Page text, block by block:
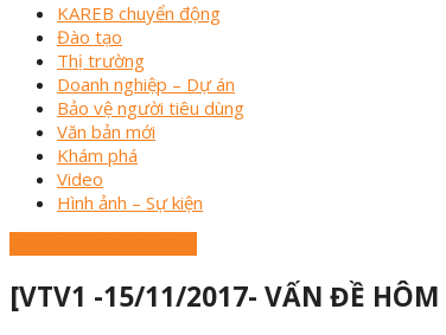
KAREB chuyển động
Đào tạo
Thị trường
Doanh nghiệp – Dự án
Bảo vệ người tiêu dùng
Văn bản mới
Khám phá
Video
Hình ảnh – Sự kiện
[VTV1 -15/11/2017- VẤN ĐỀ